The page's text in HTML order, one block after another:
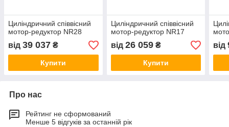
Циліндричний співвісний
мотор-редуктор NR28
від 39 037 ₴
Купити
Циліндричний співвісний
мотор-редуктор NR17
від 26 059₴
Купити
від
Про нас
Рейтинг не сформований
Менше 5 відгуків за останній рік